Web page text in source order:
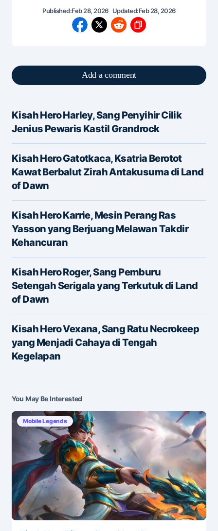
Published:Feb 28, 2026 Updated:Feb 28, 2026
Add a comment
Alamat email Anda tidak akan dipublikasikan.
Ruas yang wajib ditandai*
Message*
E-mail
Save my name and e-mail in this browser for the
next time I comment.
Kisah Hero Harley, Sang Penyihir Cilik
Jenius Pewaris Kastil Grandrock
Kisah Hero Gatotkaca, Ksatria Berotot
Kawat Berbalut Zirah Antakusuma di Land
of Dawn
Kisah Hero Karrie, Mesin Perang Ras
Yasson yang Berjuang Melawan Takdir
Kehancuran
Kisah Hero Roger, Sang Pemburu
Setengah Serigala yang Terkutuk di Land
of Dawn
Kisah Hero Vexana, Sang Ratu Necrokeep
yang Menjadi Cahaya di Tengah
Kegelapan
You May Be Interested
Mobile Legends